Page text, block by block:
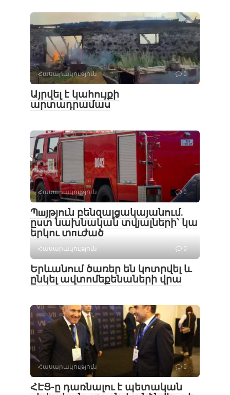
Հասարակություն 0
Այրվել է կահույքի
արտադրամաս
Հասարակություն 0
Պшյթյուն բենզալցակայանում.
ըստ նախնական տվյալների՝ կա
երկու տпւժած
Հասարակություն 0
Երևանում ծառեր են կոտրվել և
ընկել ավտոմեքենաների վրա
Հասարակություն 0
ՀԷՑ-ը դառնալու է պետական